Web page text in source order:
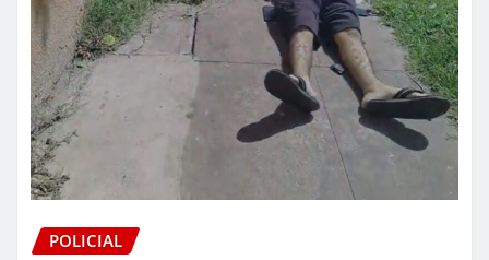
POLICIAL